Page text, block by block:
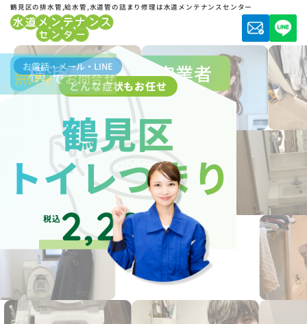
鶴見区の排水管,給水管,水道管の詰まり修理は水道メンテナンスセンター
横浜市水道局指定業者
どんな症状もお任せ
鶴見区
トイレつまり
税込2,200円～
お電話・メール・LINE
無料でお問合せ